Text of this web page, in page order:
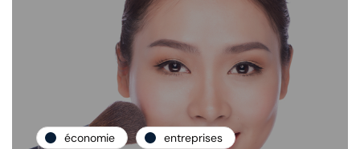
économie
entreprises